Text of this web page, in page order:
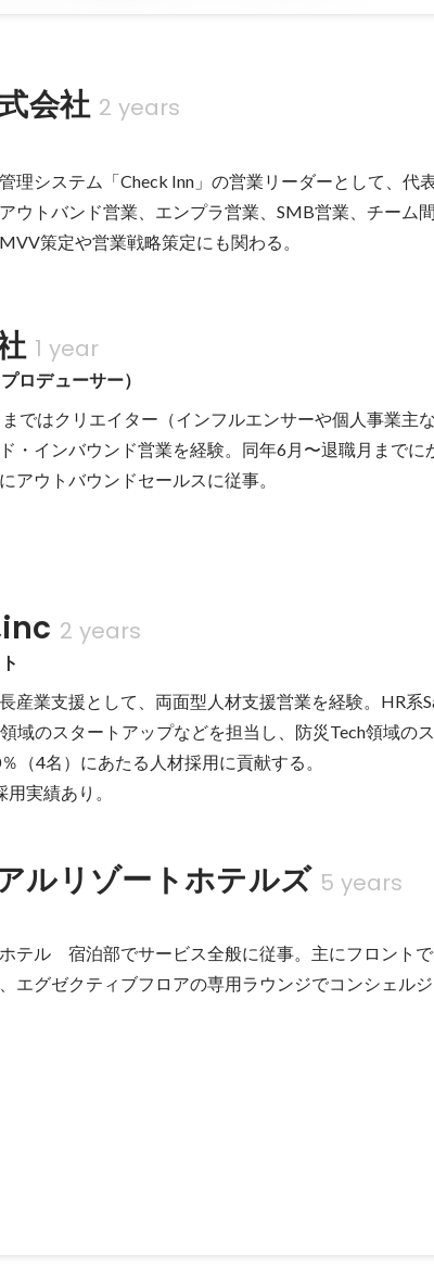
会社 2 years
理システム「Check Inn」の営業リーダーとして、代
ウトバンド営業、エンプラ営業、SMB営業、チーム
策定や営業戦略策定にも関わる。
1 year
ロデューサー）
ではクリエイター（インフルエンサーや個人事業主
・インバウンド営業を経験。同年6月〜退職月までに
アウトバウンドセールスに従事。
2 years
産業支援として、両面型人材支援営業を経験。HR系
領域のスタートアップなどを担当し、防災Tech領域の
（4名）にあたる人材採用に貢献する。
実績あり。
ルリゾートホテルズ 5 years
テル　宿泊部でサービス全般に従事。主にフロント
エグゼクティブフロアの専用ラウンジでコンシェル